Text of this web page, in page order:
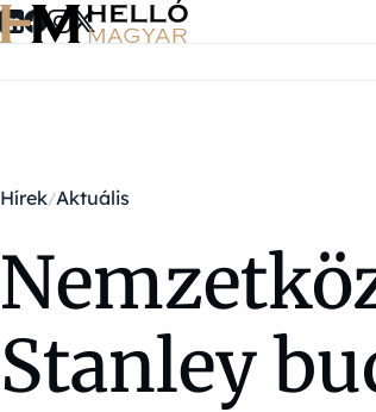
Ugrás a tartalomra
Hírek Aktuális
Stanley